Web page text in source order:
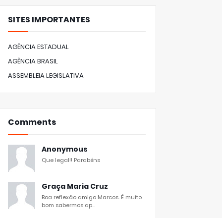
SITES IMPORTANTES
AGÊNCIA ESTADUAL
AGÊNCIA BRASIL
ASSEMBLEIA LEGISLATIVA
Comments
Anonymous
Que legal!! Parabéns
Graça Maria Cruz
Boa reflexão amigo Marcos. É muito
bom sabermos ap...